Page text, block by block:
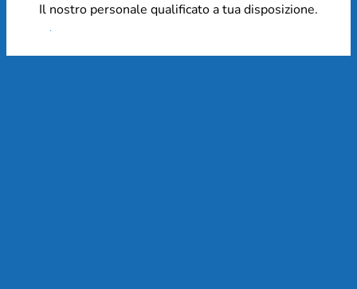
Il nostro personale qualificato a tua disposizione.